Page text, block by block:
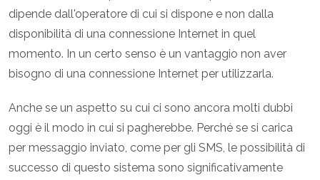
dipende dall'operatore di cui si dispone e non dalla
disponibilità di una connessione Internet in quel
momento. In un certo senso è un vantaggio non aver
bisogno di una connessione Internet per utilizzarla.
Anche se un aspetto su cui ci sono ancora molti dubbi
oggi è il modo in cui si pagherebbe. Perché se si carica
per messaggio inviato, come per gli SMS, le possibilità di
successo di questo sistema sono significativamente